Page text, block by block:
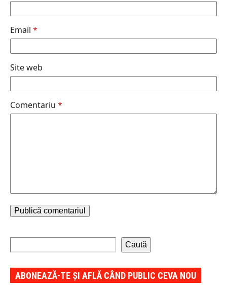
Email *
Site web
Comentariu *
Caută
ABONEAZĂ-TE ȘI AFLĂ CÂND PUBLIC CEVA NOU